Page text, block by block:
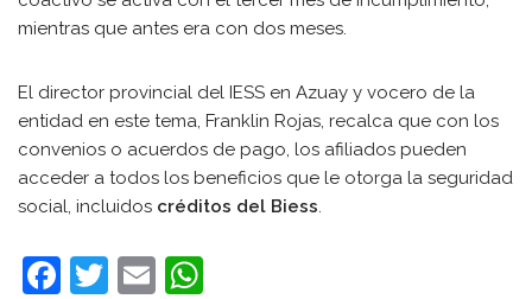
mientras que antes era con dos meses.
El director provincial del IESS en Azuay y vocero de la
entidad en este tema, Franklin Rojas, recalca que con los
convenios o acuerdos de pago, los afiliados pueden
acceder a todos los beneficios que le otorga la seguridad
social, incluidos créditos del Biess.
F
T
E